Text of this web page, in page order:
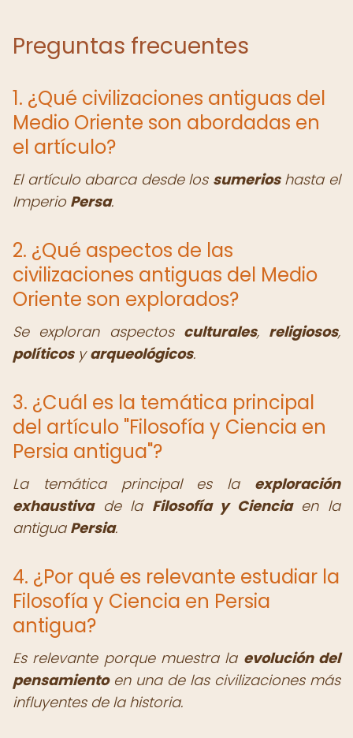
Preguntas frecuentes
1. ¿Qué civilizaciones antiguas del
Medio Oriente son abordadas en
el artículo?
El artículo abarca desde los sumerioshasta el
Imperio Persa.
2. ¿Qué aspectos de las
civilizaciones antiguas del Medio
Oriente son explorados?
Se exploran aspectos culturales, religiosos,
políticosyarqueológicos.
3. ¿Cuál es la temática principal
del artículo "Filosofía y Ciencia en
Persia antigua"?
La temática principal es la exploración
exhaustivade la Filosofía y Cienciaen la
antigua Persia.
4. ¿Por qué es relevante estudiar la
Filosofía y Ciencia en Persia
antigua?
Es relevante porque muestra la evolución del
pensamientoen una de las civilizaciones más
influyentes de la historia.